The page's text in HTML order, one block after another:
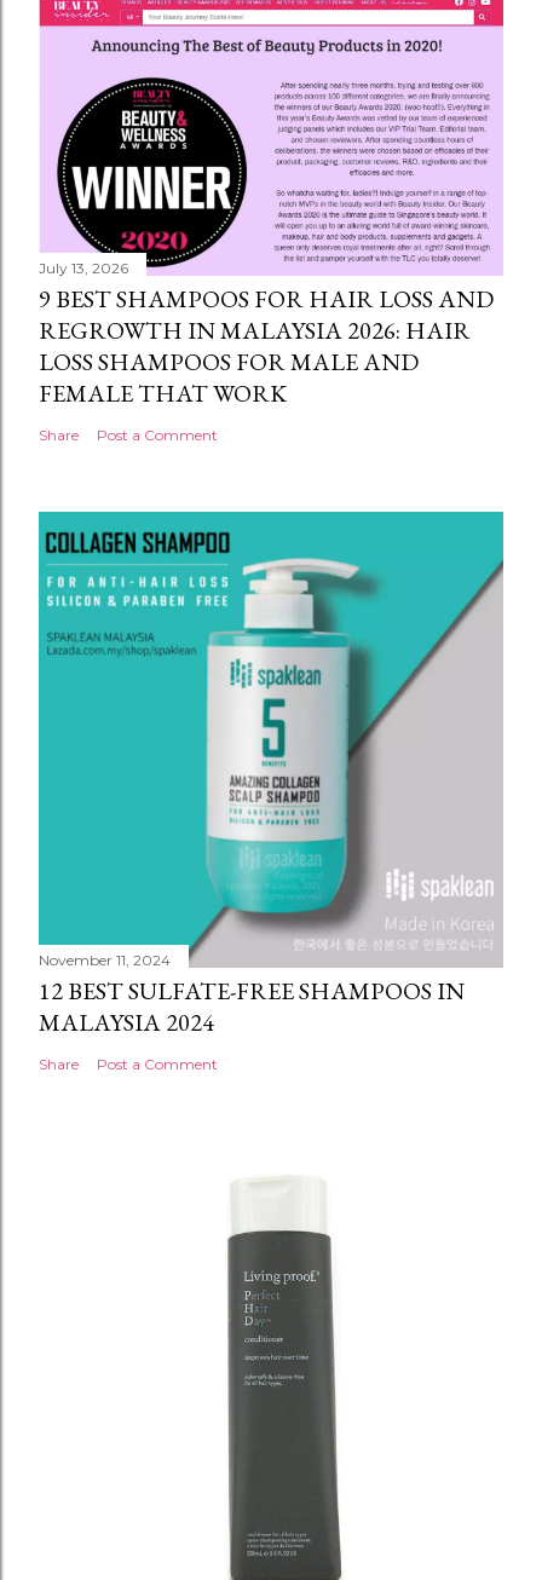
July 13, 2026
9 BEST SHAMPOOS FOR HAIR LOSS AND
REGROWTH IN MALAYSIA 2026: HAIR
LOSS SHAMPOOS FOR MALE AND
FEMALE THAT WORK
Share Post a Comment
November 11, 2024
12 BEST SULFATE-FREE SHAMPOOS IN
MALAYSIA 2024
Share Post a Comment